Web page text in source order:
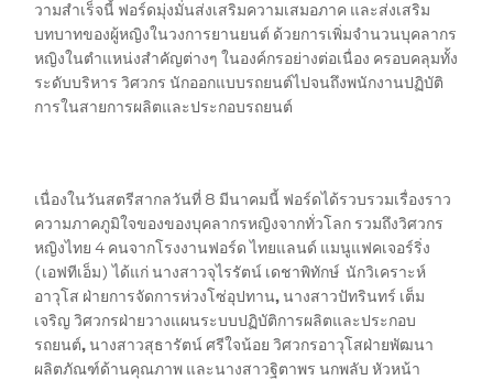
Ford Protect
โปรแกรมบำรุงรักษารถยนต์
โปรแกรมช่วยเหลือฉุกเฉินบนท้องถนน
โปรแกรมประกันภัย Ford Ensure
ตรวจสอบสิทธิ์ Ford Protect (ขยาย
ระยะการรับประกัน,
แพ็กเกจเช็กระยะ)
โปรแกรมดูแลยางจากฟอร์ด
SYNC & OTA Support
วามสำเร็จนี้ ฟอร์ดมุ่งมั่นส่งเสริมความเสมอภาค และส่งเสริม
บทบาทของผู้หญิงในวงการยานยนต์ ด้วยการเพิ่มจำนวนบุคลากร
หญิงในตำแหน่งสำคัญต่างๆ ในองค์กรอย่างต่อเนื่อง ครอบคลุมทั้ง
ระดับบริหาร วิศวกร นักออกแบบรถยนต์ไปจนถึงพนักงานปฏิบัติ
การในสายการผลิตและประกอบรถยนต์
เนื่องในวันสตรีสากลวันที่ 8 มีนาคมนี้ ฟอร์ดได้รวบรวมเรื่องราว
ความภาคภูมิใจของของบุคลากรหญิงจากทั่วโลก รวมถึงวิศวกร
หญิงไทย 4 คนจากโรงงานฟอร์ด ไทยแลนด์ แมนูแฟคเจอร์ริ่ง
(เอฟทีเอ็ม) ได้แก่ นางสาวจุไรรัตน์ เดชาพิทักษ์ นักวิเคราะห์
อาวุโส ฝ่ายการจัดการห่วงโซ่อุปทาน,นางสาวปัทรินทร์ เต็ม
เจริญ วิศวกรฝ่ายวางแผนระบบปฏิบัติการผลิตและประกอบ
รถยนต์,นางสาวสุธารัตน์ ศรีใจน้อย วิศวกรอาวุโสฝ่ายพัฒนา
ผลิตภัณฑ์ด้านคุณภาพ และนางสาวฐิตาพร นกพลับ หัวหน้า